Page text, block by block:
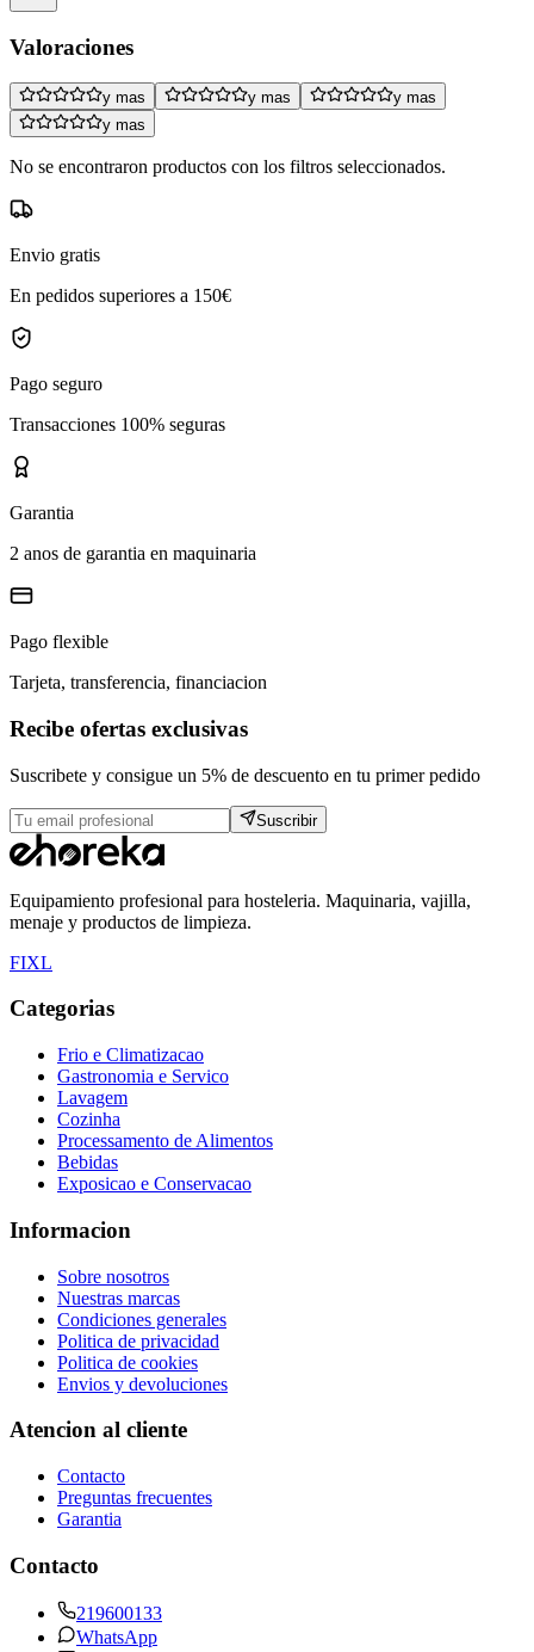
Valoraciones
y mas y mas
y mas
y mas
No se encontraron productos con los filtros seleccionados.
Envio gratis
En pedidos superiores a 150€
Pago seguro
Transacciones 100% seguras
Garantia
2 anos de garantia en maquinaria
Pago flexible
Tarjeta, transferencia, financiacion
Recibe ofertas exclusivas
Suscribete y consigue un 5% de descuento en tu primer pedido
Suscribir
Equipamiento profesional para hosteleria. Maquinaria, vajilla,
menaje y productos de limpieza.
FIXL
Categorias
Frio e Climatizacao
Gastronomia e Servico
Lavagem
Cozinha
Processamento de Alimentos
Bebidas
Exposicao e Conservacao
Informacion
Sobre nosotros
Nuestras marcas
Condiciones generales
Politica de privacidad
Politica de cookies
Envios y devoluciones
Atencion al cliente
Contacto
Preguntas frecuentes
Garantia
Contacto
219600133
WhatsApp